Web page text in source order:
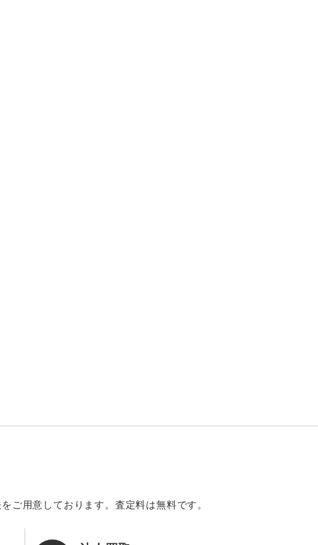
ご用意しております。査定料は無料です。